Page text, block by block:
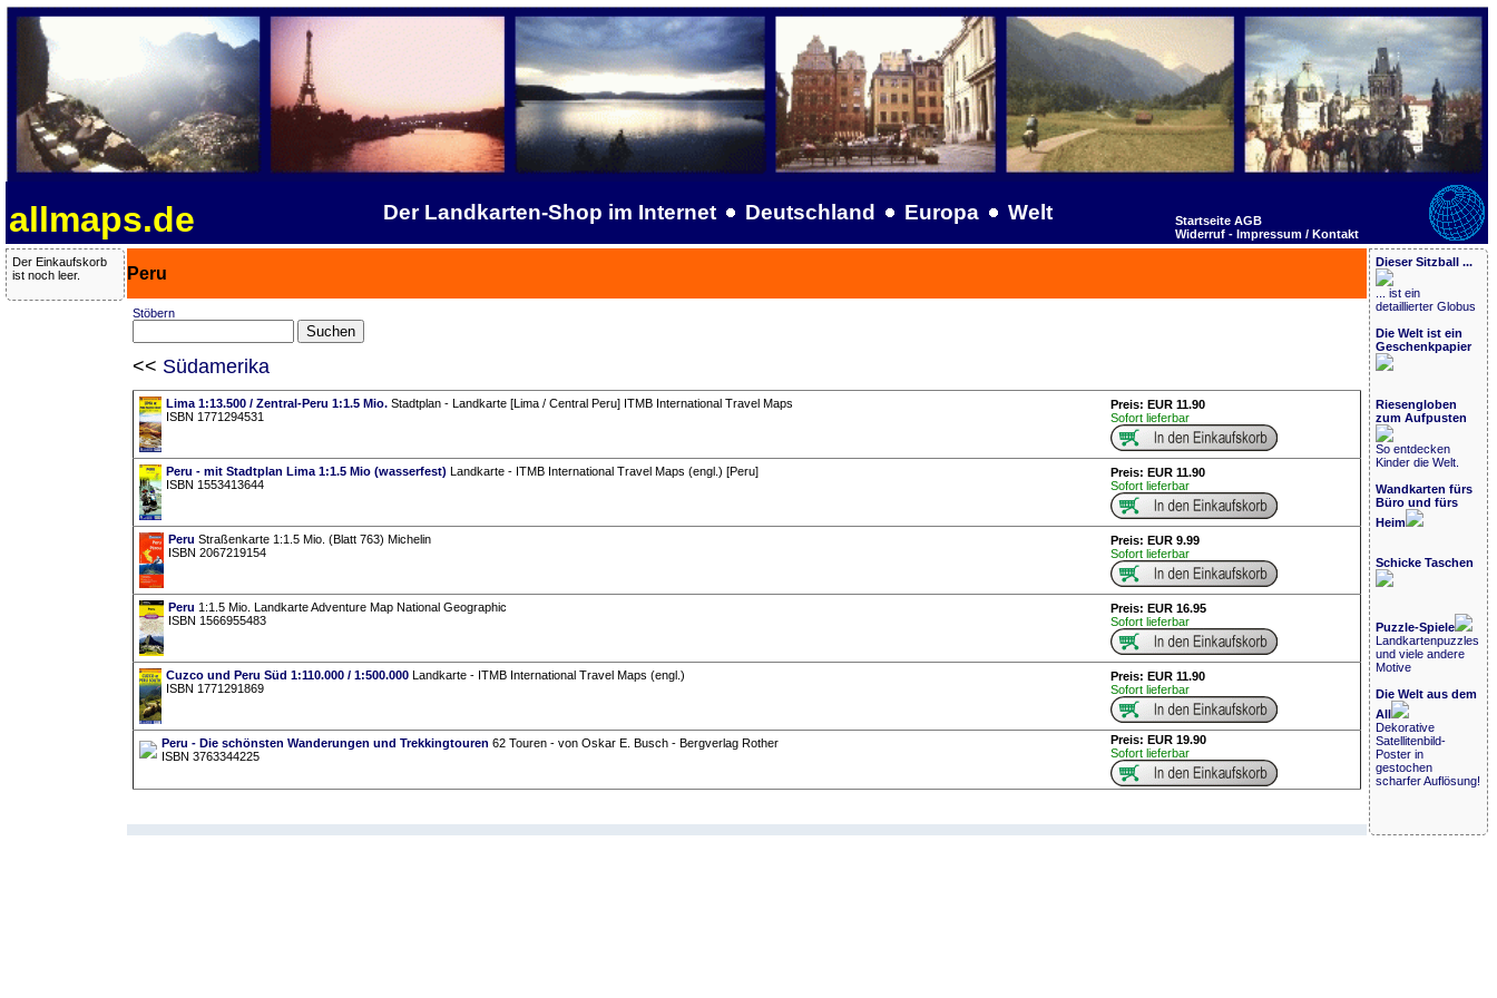
allmaps.de Der Landkarten-Shop im Internet Deutschland Europa Welt Startseite AGB
Widerruf - Impressum / Kontakt
Der Einkaufskorb
ist noch leer.
Peru
Stöbern
<< Südamerika
Lima 1:13.500 / Zentral-Peru 1:1.5 Mio.Stadtplan - Landkarte [Lima / Central Peru] ITMB International Travel Maps
ISBN 1771294531
Preis: EUR 11.90
Sofort lieferbar
Peru - mit Stadtplan Lima 1:1.5 Mio (wasserfest) Landkarte - ITMB International Travel Maps (engl.) [Peru]
ISBN 1553413644
Preis: EUR 11.90
Sofort lieferbar
Peru Straßenkarte 1:1.5 Mio. (Blatt 763) Michelin
ISBN 2067219154
Preis: EUR 9.99
Sofort lieferbar
Peru 1:1.5 Mio. Landkarte Adventure Map National Geographic
ISBN 1566955483
Preis: EUR 16.95
Sofort lieferbar
Cuzco und Peru Süd 1:110.000 / 1:500.000Landkarte - ITMB International Travel Maps (engl.)
ISBN 1771291869
Preis: EUR 11.90
Sofort lieferbar
Peru - Die schönsten Wanderungen und Trekkingtouren 62 Touren - von Oskar E. Busch - Bergverlag Rother
ISBN 3763344225
Preis: EUR 19.90
Sofort lieferbar
Dieser Sitzball ...
... ist ein
detaillierter Globus
Die Welt ist ein
Geschenkpapier
Riesengloben
zum Aufpusten
So entdecken
Kinder die Welt.
Wandkarten fürs
Büro und fürs
Heim
Schicke Taschen
Puzzle-Spiele
Landkartenpuzzles
und viele andere
Motive
Die Welt aus dem
All
Dekorative
Satellitenbild-
Poster in
gestochen
scharfer Auflösung!